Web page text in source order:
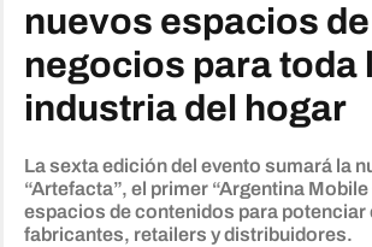
Celulares
Informes Especiales
Contacto
nuevos espacios de
negocios para toda
industria del hogar
La sexta edición del evento sumará la
“Artefacta”, el primer “Argentina
espacios de contenidos para potenciar
fabricantes, retailers y distribuidores.